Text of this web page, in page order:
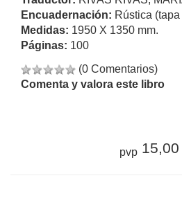
Encuadernación: Rústica
Medidas: 1950 X 1350 mm.
Páginas: 100
(0 Comentarios)
Comenta y valora este libro
pvp 15,00